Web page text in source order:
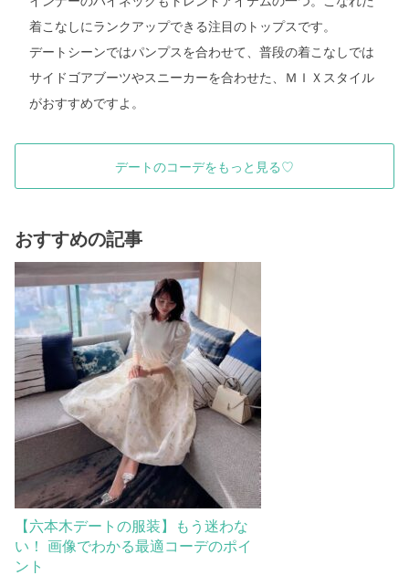
着こなしにランクアップできる注目のトップスです。
デートシーンではパンプスを合わせて、普段の着こなしでは
サイドゴアブーツやスニーカーを合わせた、ＭＩＸスタイル
がおすすめですよ。
デートのコーデをもっと見る♡
おすすめの記事
【六本木デートの服装】もう迷わな
い！ 画像でわかる最適コーデのポイ
ント